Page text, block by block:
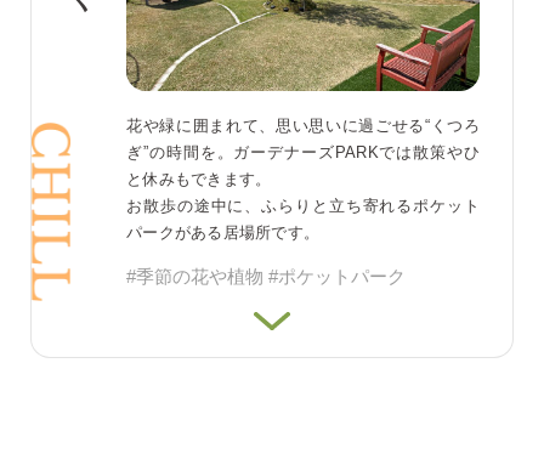
花や緑に囲まれて、思い思いに過ごせる“くつろ
ぎ”の時間を。ガーデナーズPARKでは散策やひ
と休みもできます。
お散歩の途中に、ふらりと立ち寄れるポケット
パークがある居場所です。
#季節の花や植物 #ポケットパーク